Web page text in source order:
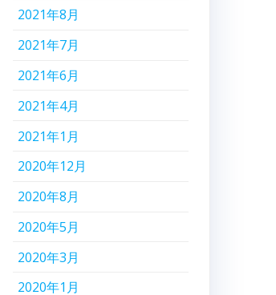
2021年8月
2021年7月
2021年6月
2021年4月
2021年1月
2020年12月
2020年8月
2020年5月
2020年3月
2020年1月